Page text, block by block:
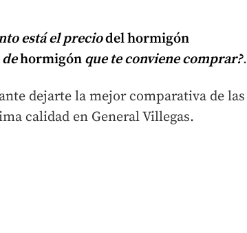
está el preciodel hormigón
hormigón que te conviene comprar?.
dejarte la mejor comparativa de las
calidad en General Villegas.